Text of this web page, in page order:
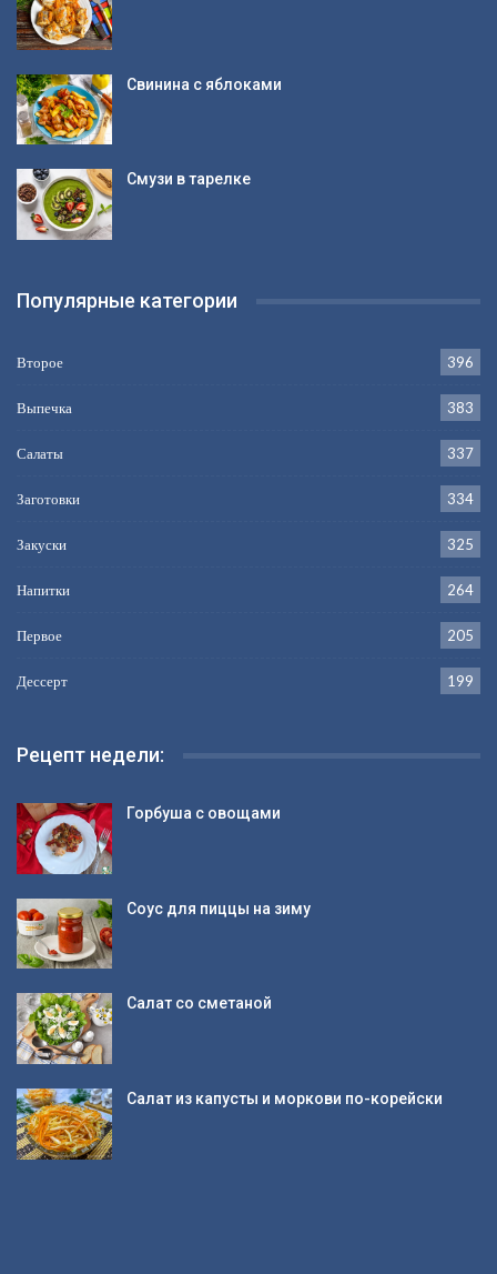
Свинина с яблоками
Смузи в тарелке
Популярные категории
Второе 396
Выпечка 383
Салаты 337
Заготовки 334
Закуски 325
Напитки 264
Первое 205
Дессерт 199
Рецепт недели:
Горбуша с овощами
Соус для пиццы на зиму
Салат со сметаной
Салат из капусты и моркови по-корейски